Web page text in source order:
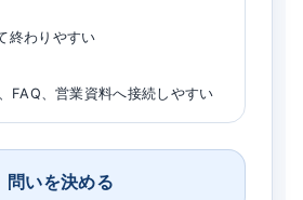
終わりやすい
FAQ、営業資料へ接続しやすい
問いを決める